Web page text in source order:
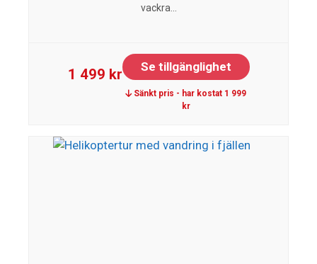
vackra...
1 499 kr Se tillgänglighet
Sänkt pris - har kostat 1 999
kr